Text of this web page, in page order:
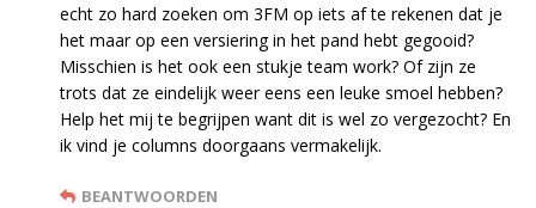
echt zo hard zoeken om 3FM op iets af te rekenen dat je
het maar op een versiering in het pand hebt gegooid?
Misschien is het ook een stukje team work? Of zijn ze
trots dat ze eindelijk weer eens een leuke smoel hebben?
Help het mij te begrijpen want dit is wel zo vergezocht? En
ik vind je columns doorgaans vermakelijk.
BEANTWOORDEN